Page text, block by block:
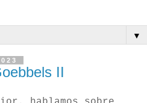
▼
II